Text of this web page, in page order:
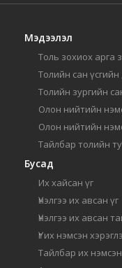
Мэдээлэл
Толь зохиох арга
Толийн сан
Толийн зургийн
Олон нийтийн
Олон нийтийн
Тайлбар толийн
Бусад
Их хайсан үг
Үнэлгээ их авсан үг
Үнэлгээ их авсан
Үг их нэмсэн
Тайлбар их нэмсэн